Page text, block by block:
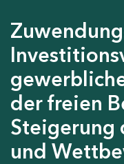
der freien
Steigerung
und